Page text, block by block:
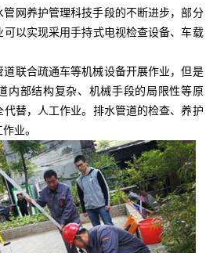
管网养护管理科技手段的不断进步，部分
以实现采用手持式电视检查设备、车载
道联合疏通车等机械设备开展作业，但是
内部结构复杂、机械手段的局限性等原
代替，人工作业。排水管道的检查、养护
业。